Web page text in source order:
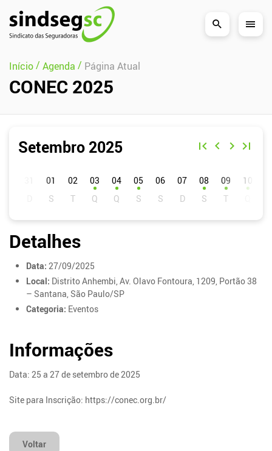
Pular Navegação (s)
Início/ Agenda / Página Atual
CONEC 2025
Setembro 2025
01 02 03 04 05 06 07 08 09 10
Detalhes
Data: 27/09/2025
Local: Distrito Anhembi, Av. Olavo Fontoura, 1209, Portão 38
– Santana, São Paulo/SP
Categoria: Eventos
Informações
Data: 25 a 27 de setembro de 2025
Site para Inscrição: https://conec.org.br/
Voltar